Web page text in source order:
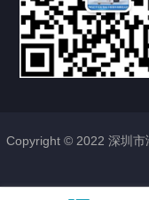
185-7668-2958
Copyright © 2022 深圳市